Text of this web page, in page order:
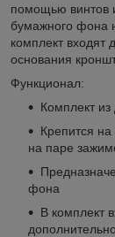
помощью винтов
бумажного фона
комплект входят
основания
Функционал:
Комплект
Крепится
на паре
фона
В комплект